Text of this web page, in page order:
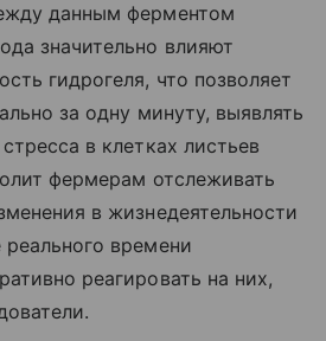
данным ферментом
значительно влияют
гидрогеля, что позволяет
за одну минуту, выявлять
в клетках листьев
фермерам отслеживать
в жизнедеятельности
времени
реагировать на них,